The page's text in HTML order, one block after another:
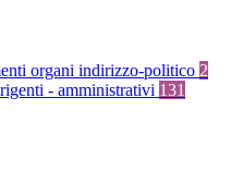
organi indirizzo-politico 2
- amministrativi 131